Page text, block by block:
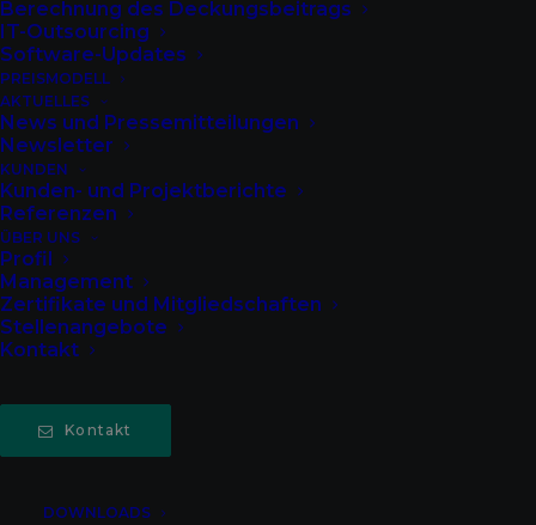
Berechnung des Deckungsbeitrags
IT-Outsourcing
Software-Updates
PREISMODELL
AKTUELLES
News und Pressemitteilungen
Newsletter
KUNDEN
Kunden- und Projektberichte
Referenzen
ÜBER UNS
Profil
Management
Zertifikate und Mitgliedschaften
Stellenangebote
Kontakt
Kontakt
DOWNLOADS
Die Kollegen und Kolleginnen der GRÜN raw
beim Weihnachtsessen Teuterhof.
diesjährige Weihnachtsfeier der
statt – ein Event voller Spannung, Spaß und